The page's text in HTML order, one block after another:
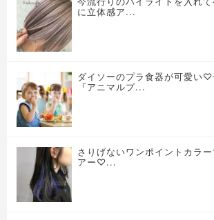
に立体感ア...
ダイソーのプラ食器が可愛い♡
『アニマルプ...
さりげないワンポイントカラ
アー♡...